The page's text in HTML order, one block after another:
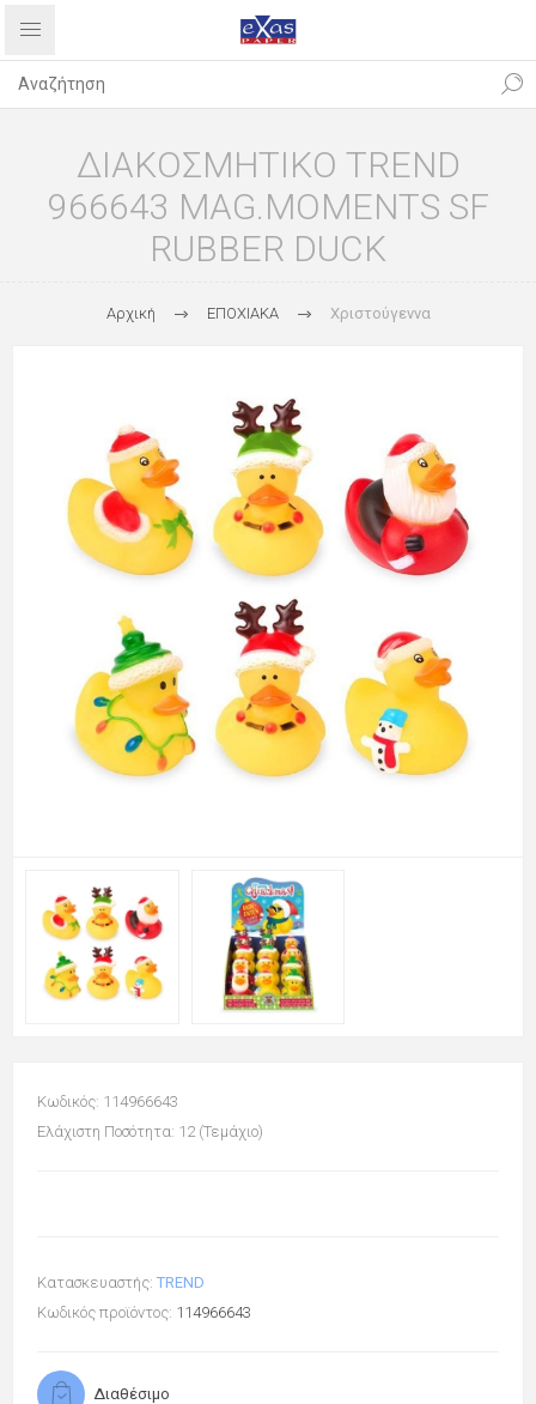
ΔΙΑΚΟΣΜΗΤΙΚΟ TREND
966643 MAG.MOMENTS SF
RUBBER DUCK
Αρχική ΕΠΟΧΙΑΚΑ Χριστούγεννα
Κωδικός: 114966643
Ελάχιστη Ποσότητα: 12 (Τεμάχιο)
Κατασκευαστής: TREND
Κωδικός προϊόντος: 114966643
Διαθέσιμο